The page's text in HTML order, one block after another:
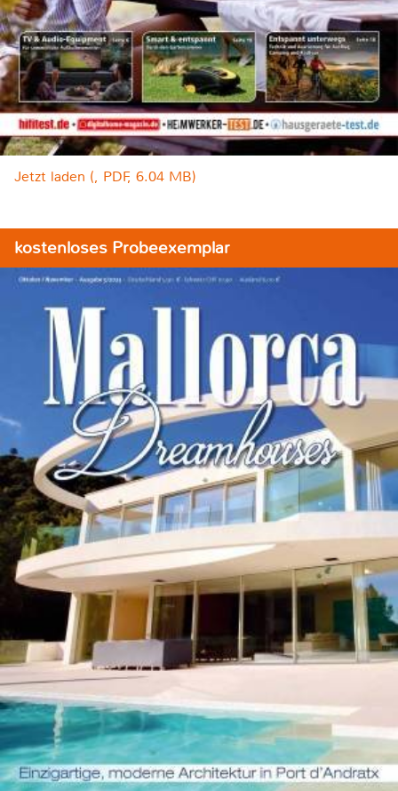
Jetzt laden (, PDF, 6.04 MB)
kostenloses Probeexemplar